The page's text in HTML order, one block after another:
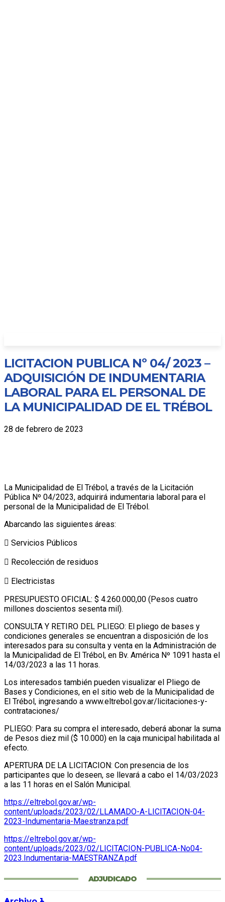
LICITACION PUBLICA Nº 04/ 2023 –
ADQUISICIÓN DE INDUMENTARIA
LABORAL PARA EL PERSONAL DE
LA MUNICIPALIDAD DE EL TRÉBOL
28 de febrero de 2023
La Municipalidad de El Trébol, a través de la Licitación
Pública Nº 04/2023, adquirirá indumentaria laboral para el
personal de la Municipalidad de El Trébol.
Abarcando las siguientes áreas:
 Servicios Públicos
 Recolección de residuos
 Electricistas
PRESUPUESTO OFICIAL: $ 4.260.000,00 (Pesos cuatro
millones doscientos sesenta mil).
CONSULTA Y RETIRO DEL PLIEGO: El pliego de bases y
condiciones generales se encuentran a disposición de los
interesados para su consulta y venta en la Administración de
la Municipalidad de El Trébol, en Bv. América Nº 1091 hasta el
14/03/2023 a las 11 horas.
Los interesados también pueden visualizar el Pliego de
Bases y Condiciones, en el sitio web de la Municipalidad de
El Trébol, ingresando a www.eltrebol.gov.ar/licitaciones-y-
contrataciones/
PLIEGO: Para su compra el interesado, deberá abonar la suma
de Pesos diez mil ($ 10.000) en la caja municipal habilitada al
efecto.
APERTURA DE LA LICITACION: Con presencia de los
participantes que lo deseen, se llevará a cabo el 14/03/2023
a las 11 horas en el Salón Municipal.
https://eltrebol.gov.ar/wp-
content/uploads/2023/02/LLAMADO-A-LICITACION-04-
2023-Indumentaria-Maestranza.pdf
https://eltrebol.gov.ar/wp-
content/uploads/2023/02/LICITACION-PUBLICA-No04-
2023.Indumentaria-MAESTRANZA.pdf
ADJUDICADO